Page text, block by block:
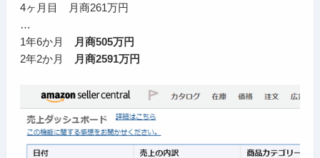
4ヶ月目 月商261万円
…
1年6か月
月商505万円
2年2か月
月商2591万円